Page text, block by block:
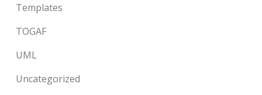
Templates
TOGAF
UML
Uncategorized